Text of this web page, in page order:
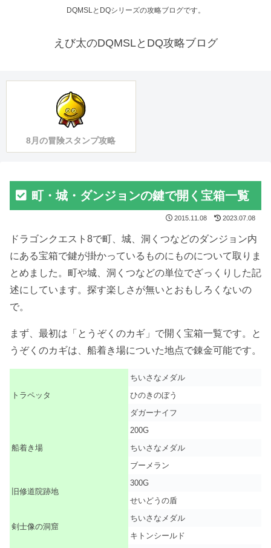
DQMSLとDQシリーズの攻略ブログです。
えび太のDQMSLとDQ攻略ブログ
8月の冒険スタンプ攻略
町・城・ダンジョンの鍵で開く宝箱一覧
2015.11.08 2023.07.08
ドラゴンクエスト8で町、城、洞くつなどのダンジョン内
にある宝箱で鍵が掛かっているものにものについて取りま
とめました。町や城、洞くつなどの単位でざっくりした記
述にしています。探す楽しさが無いとおもしろくないの
で。
まず、最初は「とうぞくのカギ」で開く宝箱一覧です。と
うぞくのカギは、船着き場についた地点で錬金可能です。
トラペッタ
ちいさなメダル
ひのきのぼう
ダガーナイフ
船着き場
200G
ちいさなメダル
ブーメラン
旧修道院跡地
300G
せいどうの盾
剣士像の洞窟
ちいさなメダル
キトンシールド